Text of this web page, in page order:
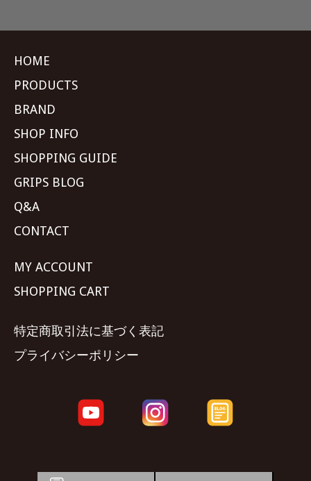
HOME
PRODUCTS
BRAND
SHOP INFO
SHOPPING GUIDE
GRIPS BLOG
Q&A
CONTACT
MY ACCOUNT
SHOPPING CART
特定商取引法に基づく表記
プライバシーポリシー